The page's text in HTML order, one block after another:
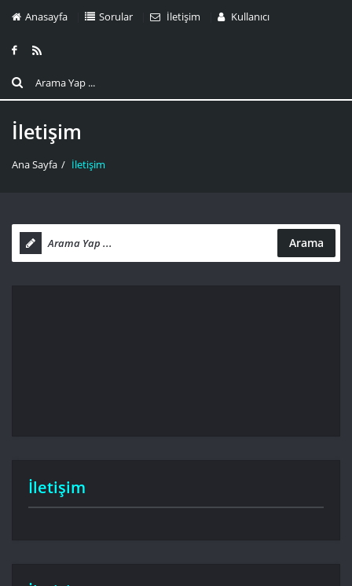
Anasayfa Sorular İletişim Kullanıcı
İletişim
Ana Sayfa / İletişim
Arama
İletişim